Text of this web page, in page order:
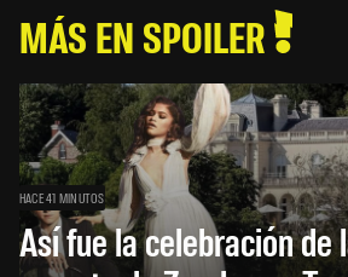
MÁS EN SPOILER
HACE 41 MINUTOS
Así fue la celebración de